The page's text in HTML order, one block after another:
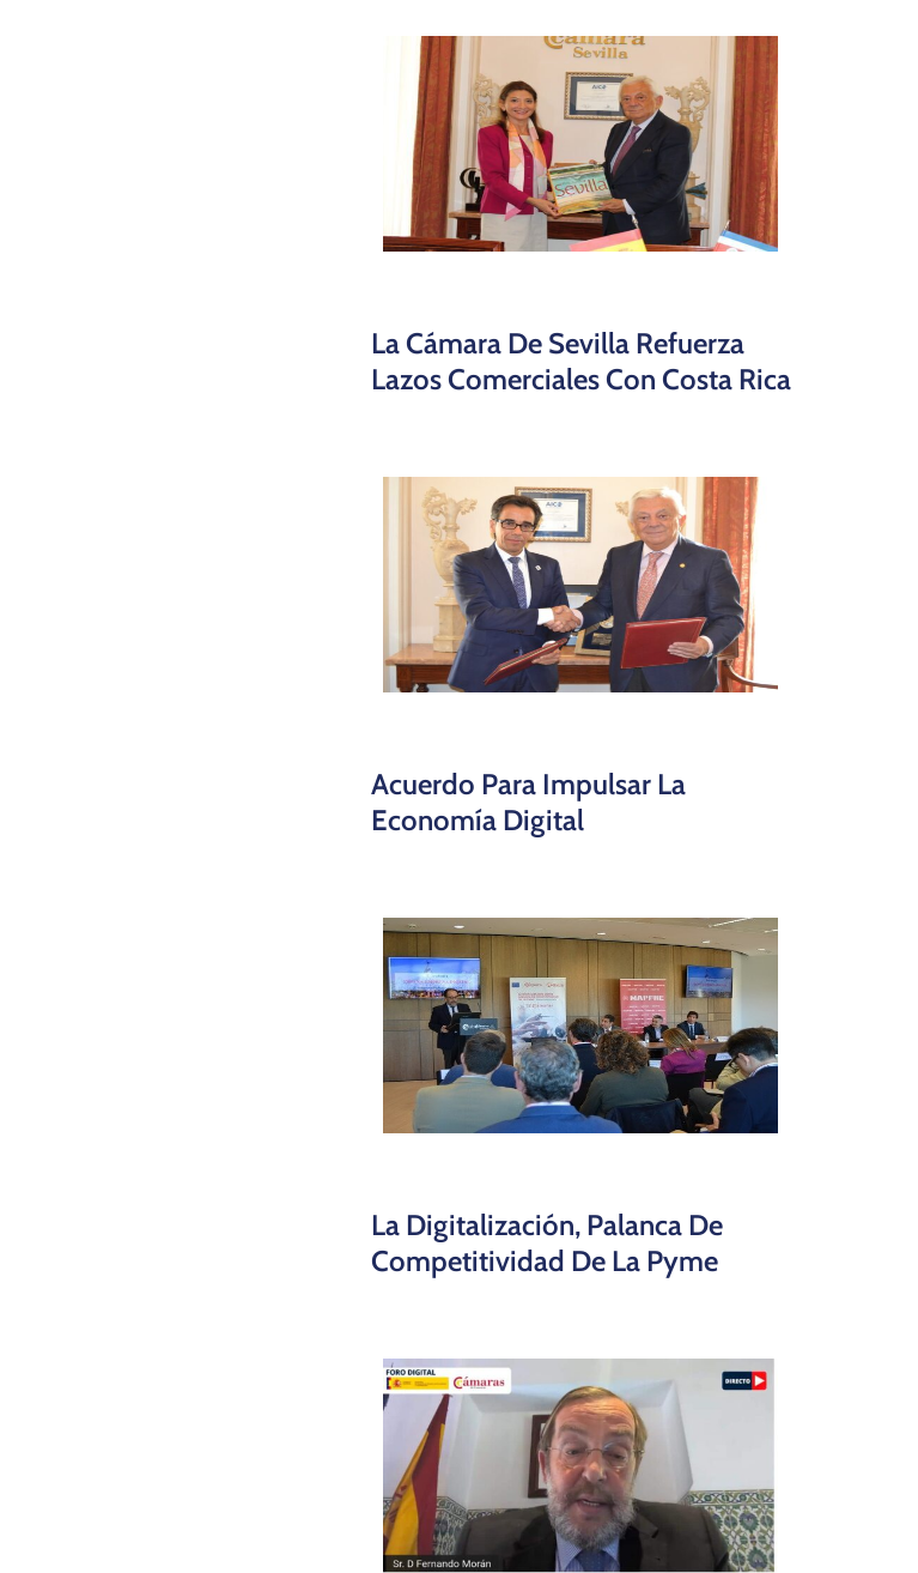
La Cámara De Sevilla Refuerza
Lazos Comerciales Con Costa Rica
Acuerdo Para Impulsar La
Economía Digital
La Digitalización, Palanca De
Competitividad De La Pyme